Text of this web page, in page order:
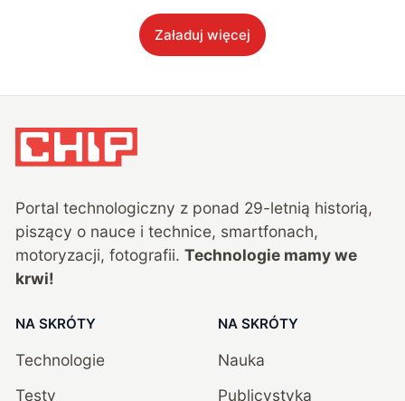
Załaduj więcej
Portal technologiczny z ponad 29-letnią historią,
piszący o nauce i technice, smartfonach,
motoryzacji, fotografii. Technologie mamy we
krwi!
NA SKRÓTY
Technologie
Testy
NA SKRÓTY
Nauka
Publicystyka